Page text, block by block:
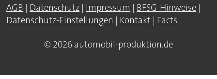
AGB | Datenschutz | Impressum | BFSG-Hinweise |
Datenschutz-Einstellungen | Kontakt | Facts
© 2026 automobil-produktion.de